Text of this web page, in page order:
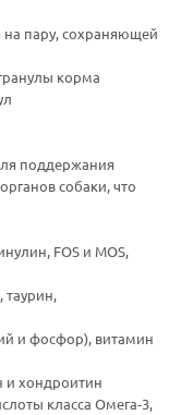
на пару, сохраняющей
корма
поддержания
собаки, что
FOS и MOS,
таурин,
и фосфор), витамин
и хондроитин
класса Омега-3,